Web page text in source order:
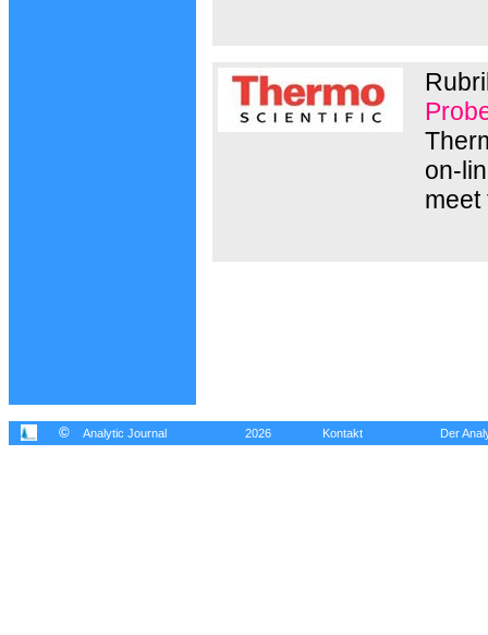
on-
meet
© Analytic Journal 2026 Kontakt Der